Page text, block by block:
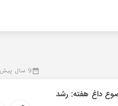
9 سال پیش
داغ هفته: رشد